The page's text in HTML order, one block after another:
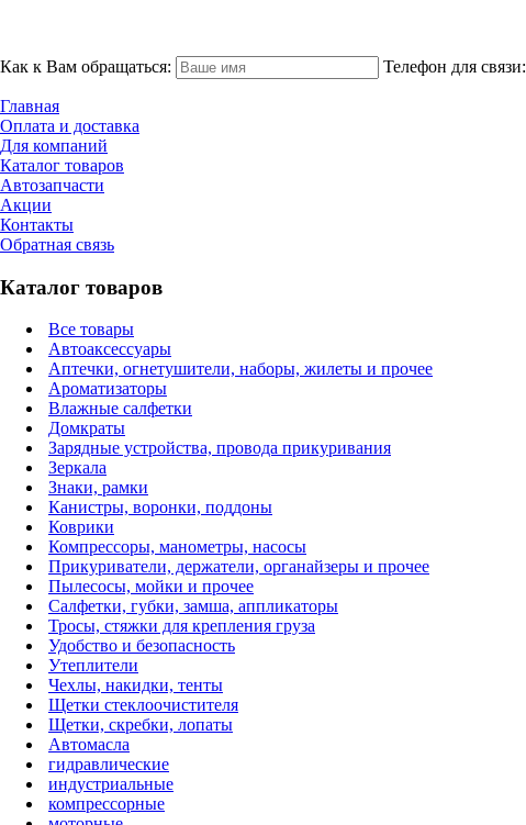
Как к Вам обращаться: Телефон для связи:
Главная
Оплата и доставка
Для компаний
Каталог товаров
Автозапчасти
Акции
Контакты
Обратная связь
Каталог товаров
Все товары
Автоаксессуары
Аптечки, огнетушители, наборы, жилеты и прочее
Ароматизаторы
Влажные салфетки
Домкраты
Зарядные устройства, провода прикуривания
Зеркала
Знаки, рамки
Канистры, воронки, поддоны
Коврики
Компрессоры, манометры, насосы
Прикуриватели, держатели, органайзеры и прочее
Пылесосы, мойки и прочее
Салфетки, губки, замша, аппликаторы
Тросы, стяжки для крепления груза
Удобство и безопасность
Утеплители
Чехлы, накидки, тенты
Щетки стеклоочистителя
Щетки, скребки, лопаты
Автомасла
гидравлические
индустриальные
компрессорные